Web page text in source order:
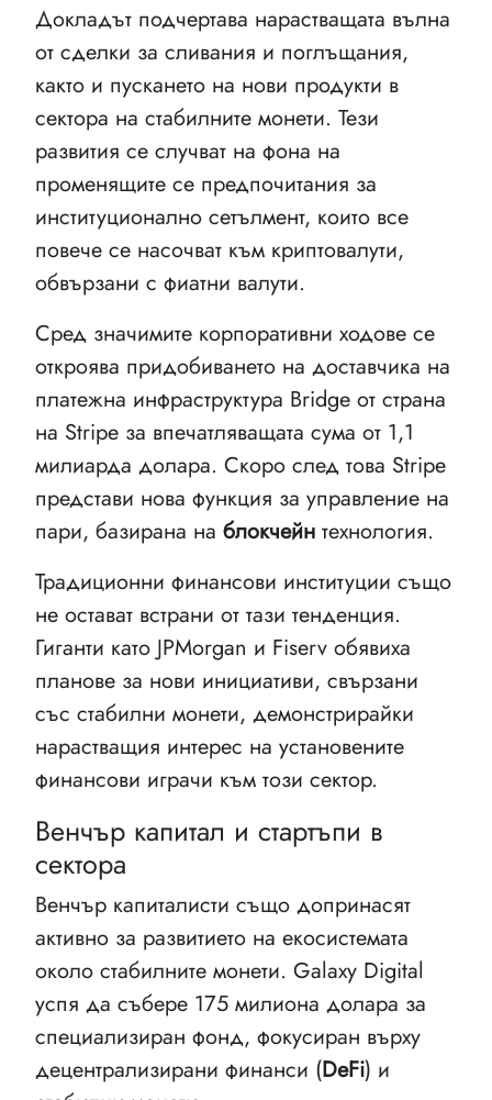
Докладът подчертава нарастващата вълна
от сделки за сливания и поглъщания,
както и пускането на нови продукти в
сектора на стабилните монети. Тези
развития се случват на фона на
променящите се предпочитания за
институционално сетълмент, които все
повече се насочват към криптовалути,
обвързани с фиатни валути.
Сред значимите корпоративни ходове се
откроява придобиването на доставчика на
платежна инфраструктура Bridge от страна
на Stripe за впечатляващата сума от 1,1
милиарда долара. Скоро след това Stripe
представи нова функция за управление на
пари, базирана на блокчейн технология.
Традиционни финансови институции също
не остават встрани от тази тенденция.
Гиганти като JPMorgan и Fiserv обявиха
планове за нови инициативи, свързани
със стабилни монети, демонстрирайки
нарастващия интерес на установените
финансови играчи към този сектор.
Венчър капитал и стартъпи в
сектора
Венчър капиталисти също допринасят
активно за развитието на екосистемата
около стабилните монети. Galaxy Digital
успя да събере 175 милиона долара за
специализиран фонд, фокусиран върху
децентрализирани финанси (DeFi) и